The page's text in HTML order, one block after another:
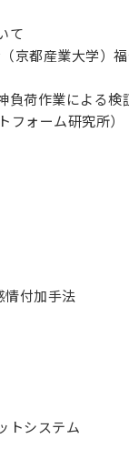
て
都産業大学）
荷作業による検
ォーム研究所）
付加手法
トシステム